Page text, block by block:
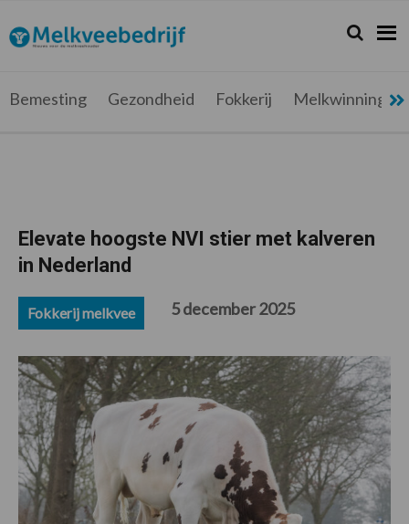
de
hoofdnavigatie
de
hoofd
de
eerste
de
voettekst
Melkveebedrijf.be
Nieuws
melkveehouder
Zoeken...
Zoek
Bemesting Gezondheid Fokkerij Melkwinning
Elevate hoogste NVI stier met kalveren
in Nederland
Fokkerij melkvee 5 december 2025